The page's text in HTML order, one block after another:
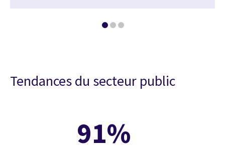
Tendances du secteur public
91%